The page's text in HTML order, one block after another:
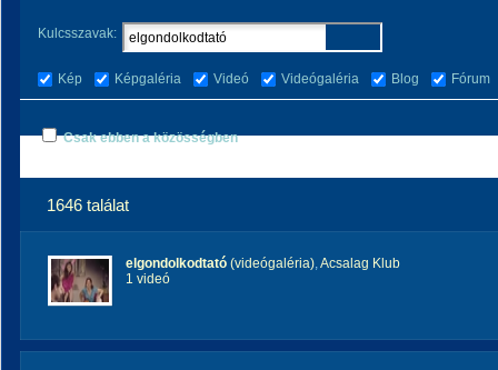
Kulcsszavak:
Kép Képgaléria Videó Videógaléria Blog Fórum
Csak ebben a közösségben
1646 találat
elgondolkodtató (videógaléria),Acsalag Klub
1 videó